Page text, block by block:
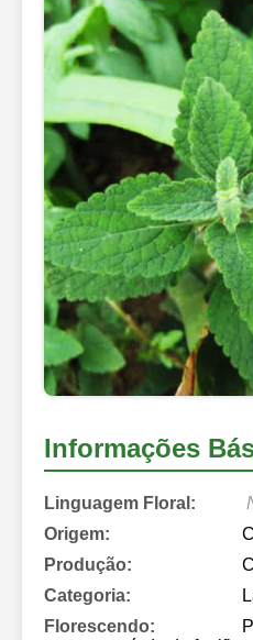
Informações
Linguagem Floral:
Origem:
Produção:
Categoria:
Florescendo: